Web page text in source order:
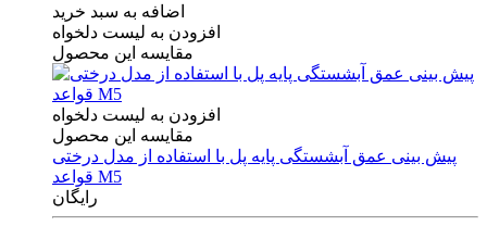
اضافه به سبد خرید
افزودن به لیست دلخواه
مقایسه این محصول
افزودن به لیست دلخواه
مقایسه این محصول
پیش بینی عمق آبشستگی پایه پل با استفاده از مدل درختی
قواعد M5
رایگان